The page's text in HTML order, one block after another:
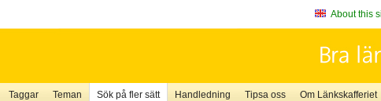
About this
Taggar Teman Sök på fler sätt Handledning Tipsa oss Om Länkskafferiet